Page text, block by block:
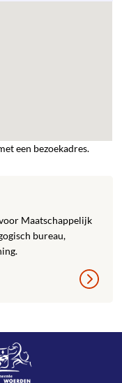
een bezoekadres.
Maatschappelijk
bureau,